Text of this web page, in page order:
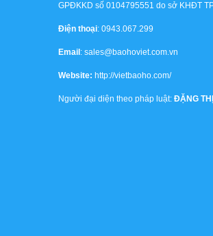
GPĐKKD số 0104795551 do sở KHĐT
Điện thoại: 0943.067.299
Email : sales@baohoviet.com.vn
Website: http://vietbaoho.com/
Người đại diện theo pháp luật: ĐẶNG